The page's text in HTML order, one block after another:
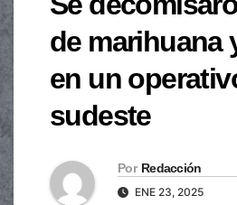
de marihuana
en un
sudeste
Por Redacción
ENE 23, 2025